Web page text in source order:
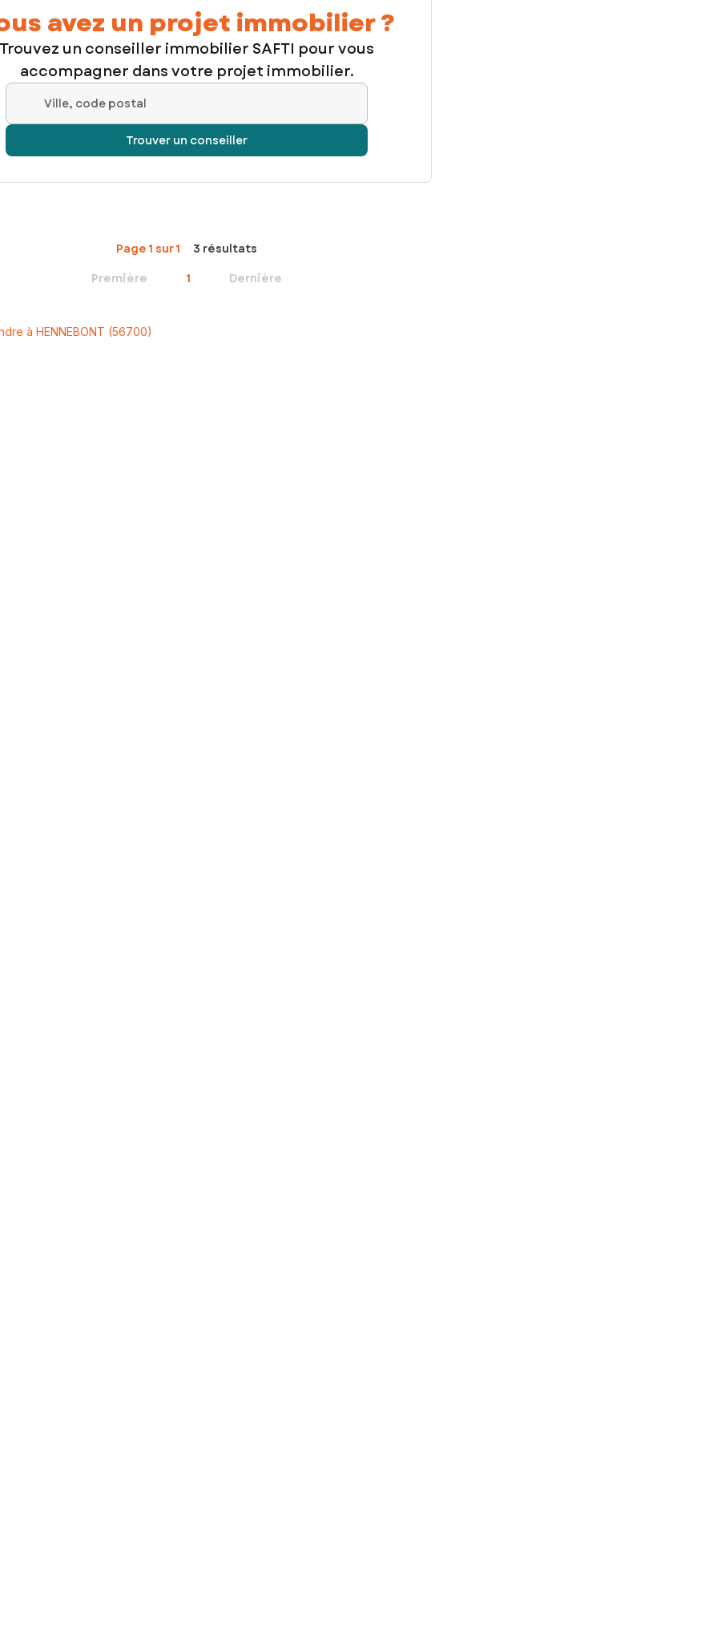
avez un projet immobilier ?
Trouvez un conseiller immobilier SAFTI pour vous
accompagner dans votre projet immobilier.
Ville, code postal
Trouver un conseiller
Page 1 sur 1
3 résultats
Première
1 Dernière
à HENNEBONT (56700)